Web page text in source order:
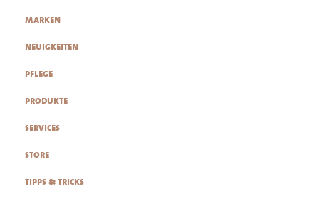
marken
neuigkeiten
pflege
produkte
services
store
tipps & tricks